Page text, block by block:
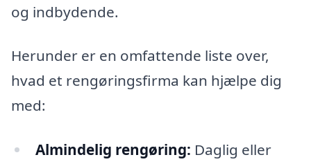
og indbydende.
Herunder er en omfattende liste over,
hvad et rengøringsfirma kan hjælpe dig
med:
Almindelig rengøring: Daglig eller